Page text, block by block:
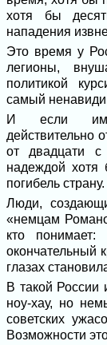
хотя бы
нападения
Это время у
легионы,
политикой
самый
И если
действительно
от двадцати
надеждой хотя
погибель страну.
Люди,
«немцам
кто
окончательный
глазах
В такой России
ноу-хау, но
советских
Возможности